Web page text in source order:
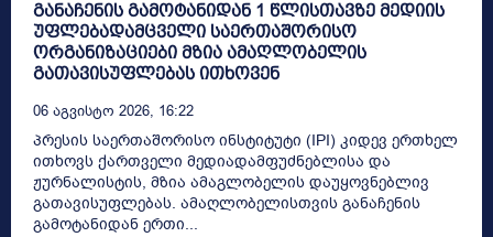
განაჩენის გამოტანიდან 1 წლისთავზე მედიის
უფლებადამცველი საერთაშორისო
ორგანიზაციები მზია ამაღლობელის
გათავისუფლებას ითხოვენ
06 Აგვისტო 2026, 16:22
პრესის საერთაშორისო ინსტიტუტი (IPI) კიდევ ერთხელ
ითხოვს ქართველი მედიადამფუძნებლისა და
ჟურნალისტის, მზია ამაგლობელის დაუყოვნებლივ
გათავისუფლებას. ამაღლობელისთვის განაჩენის
გამოტანიდან ერთი...